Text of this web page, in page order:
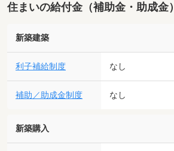
住まいの給付金（補助金・助成金）
新築建築
利子補給制度 なし
補助／助成金制度 なし
新築購入